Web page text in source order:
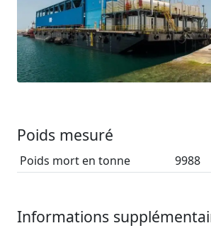
Poids mesuré
Poids mort en tonne 9988
Informations